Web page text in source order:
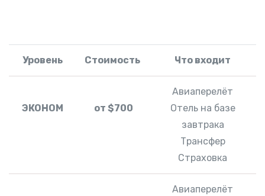
Уровень Стоимость Что входит
ЭКОНОМ от $700
Авиаперелёт
Отель на базе
завтрака
Трансфер
Страховка
Авиаперелёт